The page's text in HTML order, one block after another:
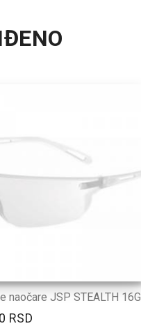
naočare JSP STEALTH 16G
RSD